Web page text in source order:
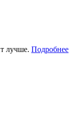
лучше. Подробнее